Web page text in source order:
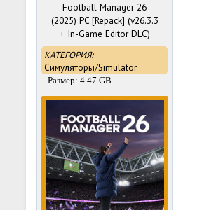
Football Manager 26
(2025) PC [Repack] (v26.3.3
+ In-Game Editor DLC)
HYPERVISOR BYPASS
КАТЕГОРИЯ:
Симуляторы/Simulator
Размер: 4.47 GB